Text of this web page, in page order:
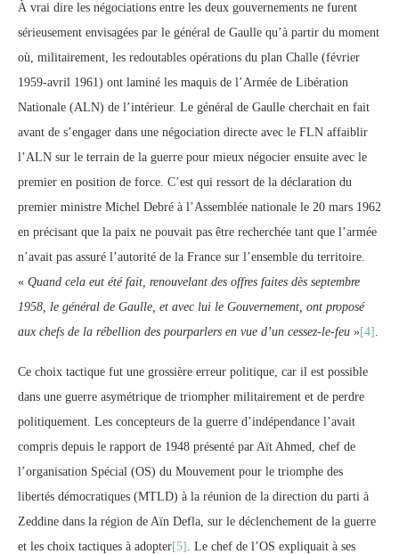
À vrai dire les négociations entre les deux gouvernements ne furent
sérieusement envisagées par le général de Gaulle qu’à partir du moment
où, militairement, les redoutables opérations du plan Challe (février
1959-avril 1961) ont laminé les maquis de l’Armée de Libération
Nationale (ALN) de l’intérieur. Le général de Gaulle cherchait en fait
avant de s’engager dans une négociation directe avec le FLN affaiblir
l’ALN sur le terrain de la guerre pour mieux négocier ensuite avec le
premier en position de force. C’est qui ressort de la déclaration du
premier ministre Michel Debré à l’Assemblée nationale le 20 mars 1962
en précisant que la paix ne pouvait pas être recherchée tant que l’armée
n’avait pas assuré l’autorité de la France sur l’ensemble du territoire.
« Quand cela eut été fait, renouvelant des offres faites dès septembre
1958, le général de Gaulle, et avec lui le Gouvernement, ont proposé
aux chefs de la rébellion des pourparlers en vue d’un cessez-le-feu »[4] .
Ce choix tactique fut une grossière erreur politique, car il est possible
dans une guerre asymétrique de triompher militairement et de perdre
politiquement. Les concepteurs de la guerre d’indépendance l’avait
compris depuis le rapport de 1948 présenté par Aït Ahmed, chef de
l’organisation Spécial (OS) du Mouvement pour le triomphe des
libertés démocratiques (MTLD) à la réunion de la direction du parti à
Zeddine dans la région de Aïn Defla, sur le déclenchement de la guerre
et les choix tactiques à adopter[5] . Le chef de l’OS expliquait à ses